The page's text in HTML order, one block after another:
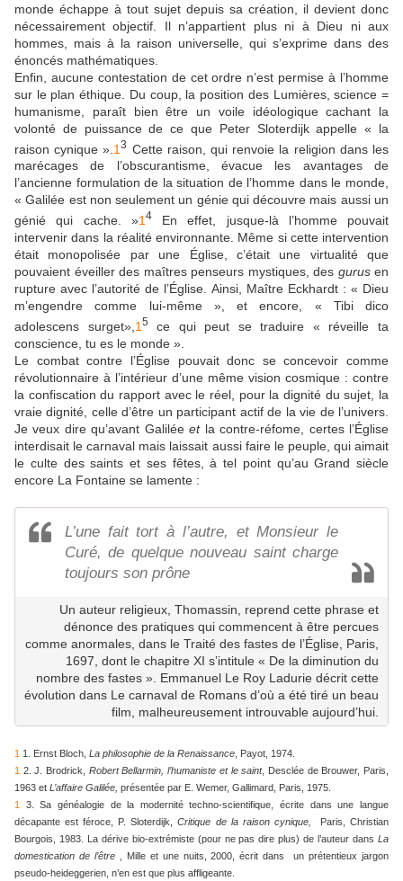
monde échappe à tout sujet depuis sa création, il devient donc
nécessairement objectif. Il n’appartient plus ni à Dieu ni aux
hommes, mais à la raison universelle, qui s’exprime dans des
énoncés mathématiques.
Enfin, aucune contestation de cet ordre n’est permise à l’homme
sur le plan éthique. Du coup, la position des Lumières, science =
humanisme, paraît bien être un voile idéologique cachant la
volonté de puissance de ce que Peter Sloterdijk appelle « la
raison cynique ». 13 Cette raison, qui renvoie la religion dans les
marécages de l’obscurantisme, évacue les avantages de
l’ancienne formulation de la situation de l’homme dans le monde,
« Galilée est non seulement un génie qui découvre mais aussi un
génié qui cache. »1 4En effet, jusque-là l’homme pouvait
intervenir dans la réalité environnante. Même si cette intervention
était monopolisée par une Église, c’était une virtualité que
pouvaient éveiller des maîtres penseurs mystiques, des gurusen
rupture avec l’autorité de l’Église. Ainsi, Maître Eckhardt : « Dieu
m’engendre comme lui-même », et encore, « Tibi dico
adolescens surget», 1 5
ce qui peut se traduire « réveille ta
conscience, tu es le monde ».
Le combat contre l’Église pouvait donc se concevoir comme
révolutionnaire à l’intérieur d’une même vision cosmique : contre
la confiscation du rapport avec le réel, pour la dignité du sujet, la
vraie dignité, celle d’être un participant actif de la vie de l’univers.
Je veux dire qu’avant Galiléeetla contre-réfome, certes l’Église
interdisait le carnaval mais laissait aussi faire le peuple, qui aimait
le culte des saints et ses fêtes, à tel point qu’au Grand siècle
encore La Fontaine se lamente :
L’une fait tort à l’autre, et Monsieur le
Curé, de quelque nouveau saint charge
toujours son prône
Un auteur religieux, Thomassin, reprend cette phrase et
dénonce des pratiques qui commencent à être percues
comme anormales, dans le Traité des fastes de l’Église, Paris,
1697, dont le chapitre XI s’intitule « De la diminution du
nombre des fastes ». Emmanuel Le Roy Ladurie décrit cette
évolution dans Le carnaval de Romans d’où a été tiré un beau
film, malheureusement introuvable aujourd’hui.
1 1 . Ernst Bloch, La philosophie de la Renaissance , Payot, 1974.
1 2. J. Brodrick, Robert Bellarmin, l’humaniste et le saint, Desclée de Brouwer, Paris,
1963 et L’affaire Galilée, présentée par E. Wemer, Gallimard, Paris, 1975.
1
3. Sa généalogie de la modernité techno-scientifique, écrite dans une langue
décapante est féroce, P. Sloterdijk,Critique de la raison cynique, Paris, Christian
Bourgois, 1983. La dérive bio-extrémiste (pour ne pas dire plus) de l’auteur dans La
domestication de l’être, Mille et une nuits, 2000, écrit dans un prétentieux jargon
pseudo-heideggerien, n’en est que plus affligeante.